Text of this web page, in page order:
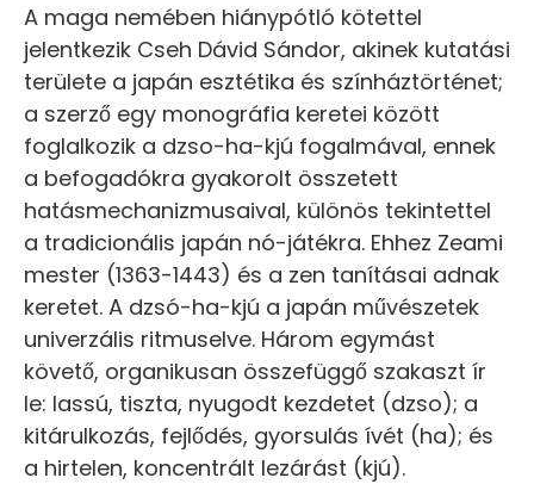
A maga nemében hiánypótló kötettel
jelentkezik Cseh Dávid Sándor, akinek kutatási
területe a japán esztétika és színháztörténet;
a szerző egy monográfia keretei között
foglalkozik a dzso-ha-kjú fogalmával, ennek
a befogadókra gyakorolt összetett
hatásmechanizmusaival, különös tekintettel
a tradicionális japán nó-játékra. Ehhez Zeami
mester (1363-1443) és a zen tanításai adnak
keretet. A dzsó-ha-kjú a japán művészetek
univerzális ritmuselve. Három egymást
követő, organikusan összefüggő szakaszt ír
le: lassú, tiszta, nyugodt kezdetet (dzso); a
kitárulkozás, fejlődés, gyorsulás ívét (ha); és
a hirtelen, koncentrált lezárást (kjú).